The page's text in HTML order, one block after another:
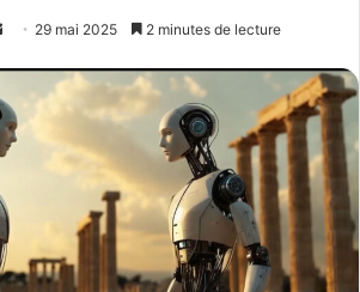
Envoyer29 mai 2025 2 minutes de lecture